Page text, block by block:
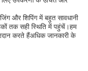
और शिपिंग में बहुत सावधानी
तक सही स्थिति में पहुंचें।हम
करते हैंअधिक जानकारी के